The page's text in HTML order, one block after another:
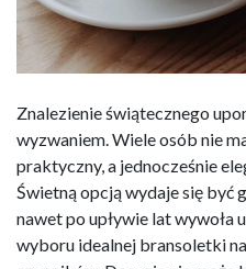
Znalezienie świątecznego
wyzwaniem. Wiele osób nie
praktyczny, a jednocześnie
Świetną opcją wydaje się być
nawet po upływie lat wywoła
wyboru idealnej bransoletki